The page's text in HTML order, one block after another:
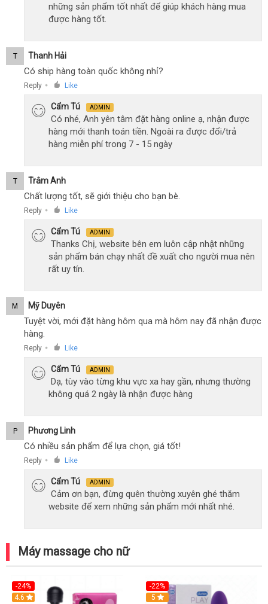
những sản phẩm tốt nhất để giúp khách hàng mua
được hàng tốt.
T Thanh Hải
Có ship hàng toàn quốc không nhỉ?
Reply ● Like
Cẩm Tú ADMIN
Có nhé, Anh yên tâm đặt hàng online ạ, nhận được
hàng mới thanh toán tiền. Ngoài ra được đổi/trả
hàng miễn phí trong 7 - 15 ngày
T Trâm Anh
Chất lượng tốt, sẽ giới thiệu cho bạn bè.
Reply ● Like
Cẩm Tú ADMIN
Thanks Chị, website bên em luôn cập nhật những
sản phẩm bán chạy nhất đề xuất cho người mua nên
rất uy tín.
M Mỹ Duyên
Tuyệt vời, mới đặt hàng hôm qua mà hôm nay đã nhận được
hàng.
Reply ● Like
Cẩm Tú ADMIN
Dạ, tùy vào từng khu vực xa hay gần, nhưng thường
không quá 2 ngày là nhận được hàng
P Phương Linh
Có nhiều sản phẩm để lựa chọn, giá tốt!
Reply ● Like
Cẩm Tú ADMIN
Cảm ơn bạn, đừng quên thường xuyên ghé thăm
website để xem những sản phẩm mới nhất nhé.
Máy massage cho nữ
-24%
4.6
-22%
Hot
5